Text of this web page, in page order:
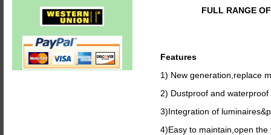
FULL RANGE
Features
1) New generation,replace
2) Dustproof and
3)Integration of
4)Easy to maintain,open